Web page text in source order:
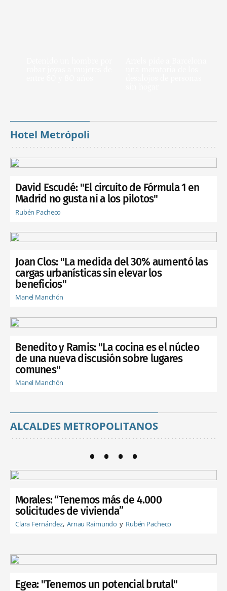
Hotel Metrópoli
David Escudé: "El circuito de Fórmula 1 en
Madrid no gusta ni a los pilotos"
Rubén Pacheco
Joan Clos: "La medida del 30% aumentó las
cargas urbanísticas sin elevar los
beneficios"
Manel Manchón
Benedito y Ramis: "La cocina es el núcleo
de una nueva discusión sobre lugares
comunes"
Manel Manchón
ALCALDES METROPOLITANOS
Morales: “Tenemos más de 4.000
solicitudes de vivienda”
Clara Fernández Arnau Raimundo Rubén Pacheco
Egea: "Tenemos un potencial brutal"